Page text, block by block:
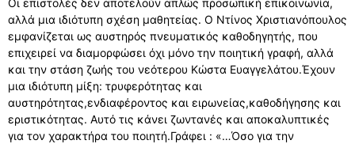
Οι επιστολές δεν αποτελούν απλώς προσωπική επικοινωνία,
αλλά μια ιδιότυπη σχέση μαθητείας. Ο Ντίνος Χριστιανόπουλος
εμφανίζεται ως αυστηρός πνευματικός καθοδηγητής, που
επιχειρεί να διαμορφώσει όχι μόνο την ποιητική γραφή, αλλά
και την στάση ζωής του νεότερου Κώστα Ευαγγελάτου.Έχουν
μια ιδιότυπη μίξη: τρυφερότητας και
αυστηρότητας,ενδιαφέροντος και ειρωνείας,καθοδήγησης και
εριστικότητας. Αυτό τις κάνει ζωντανές και αποκαλυπτικές
για τον χαρακτήρα του ποιητή.Γράφει : «…Όσο για την